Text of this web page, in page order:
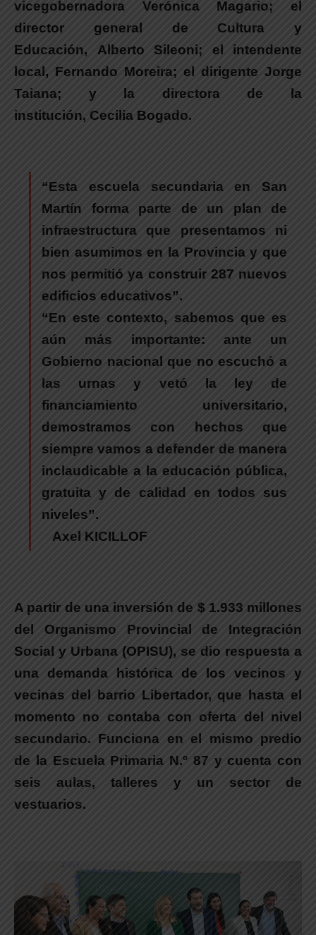
vicegobernadora Verónica Magario; el
director general de Cultura y
Educación, Alberto Sileoni; el intendente
local, Fernando Moreira; el dirigente Jorge
Taiana; y la directora de la
institución, Cecilia Bogado.
“Esta escuela secundaria en San
Martín forma parte de un plan de
infraestructura que presentamos ni
bien asumimos en la Provincia y que
nos permitió ya construir 287 nuevos
edificios educativos”.
“En este contexto, sabemos que es
aún más importante: ante un
Gobierno nacional que no escuchó a
las urnas y vetó la ley de
financiamiento universitario,
demostramos con hechos que
siempre vamos a defender de manera
inclaudicable a la educación pública,
gratuita y de calidad en todos sus
niveles”.
Axel KICILLOF
A partir de una inversión de $ 1.933 millones
del Organismo Provincial de Integración
Social y Urbana (OPISU), se dio respuesta a
una demanda histórica de los vecinos y
vecinas del barrio Libertador, que hasta el
momento no contaba con oferta del nivel
secundario. Funciona en el mismo predio
de la Escuela Primaria N.º 87 y cuenta con
seis aulas, talleres y un sector de
vestuarios.